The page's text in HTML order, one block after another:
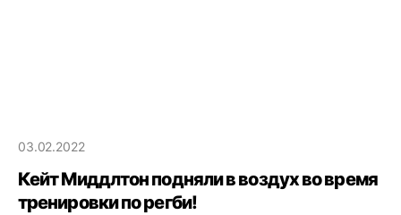
03.02.2022
Кейт Миддлтон подняли в воздух во время
тренировки по регби!